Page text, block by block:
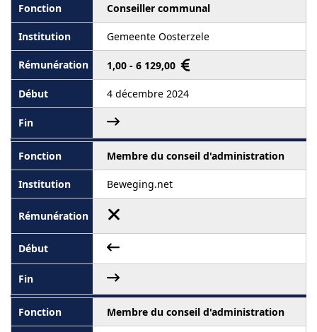
Conseiller communal
Gemeente Oosterzele
1,00 - 6 129,00
4 décembre 2024
Membre du conseil d'administration
Beweging.net
Membre du conseil d'administration